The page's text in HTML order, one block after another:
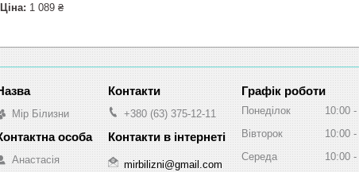
Ціна: 1 089 ₴
Мір Білизни
Анастасія
+380 (63) 375-12-11
mirbilizni@gmail.com
Графік роботи
Понеділок 10:00
Вівторок
10:00
Середа
10:00